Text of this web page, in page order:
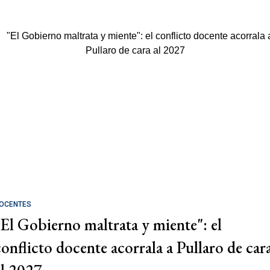
Gobierno maltrata y miente": el
docente acorrala a Pullaro de